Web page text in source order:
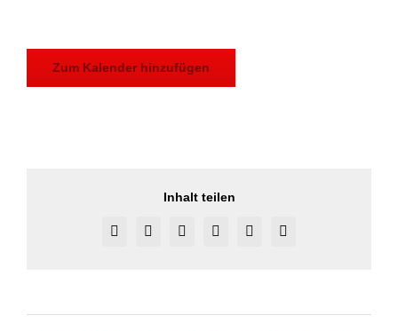
Zum Kalender hinzufügen
Inhalt teilen
Facebook
X RedditLinkedInPinterestVk